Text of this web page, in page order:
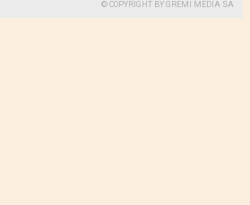
© COPYRIGHT BY GREMI MEDIA SA